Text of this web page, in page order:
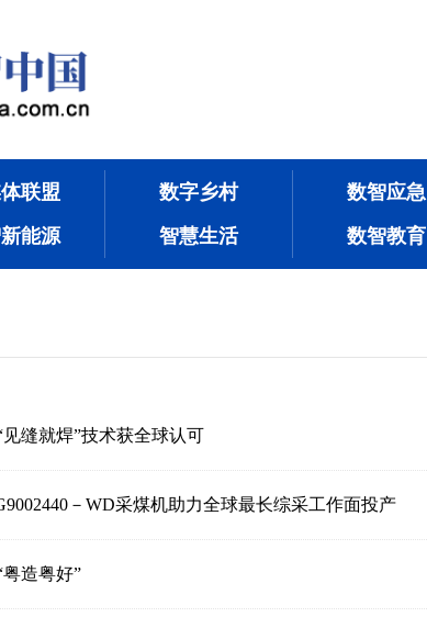
联盟 数字乡村 数智应急
能源 智慧生活 数智教育
缝就焊”技术获全球认可
－WD采煤机助力全球最长综采工作面投产
造粤好”